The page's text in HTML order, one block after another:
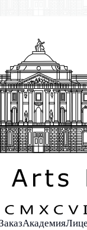
Академия